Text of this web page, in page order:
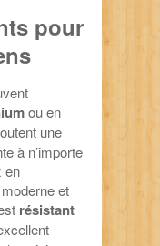
pour
ou en
une
à n’importe
en
et
résistant